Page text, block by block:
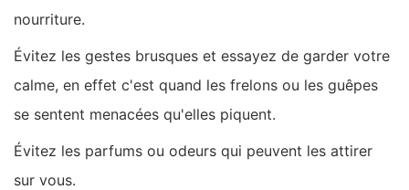
nourriture.
Évitez les gestes brusques et essayez de garder votre
calme, en effet c'est quand les frelons ou les guêpes
se sentent menacées qu'elles piquent.
Évitez les parfums ou odeurs qui peuvent les attirer
sur vous.